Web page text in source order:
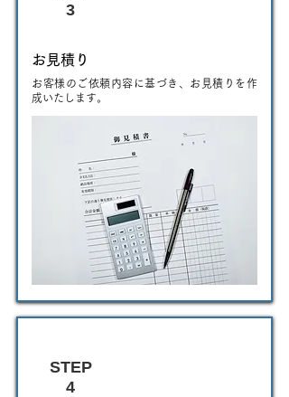
3
お見積り
お客様のご依頼内容に基づき、お見積りを作
成いたします。
STEP
4